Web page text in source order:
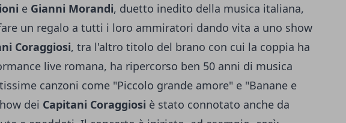
e Gianni Morandi, duetto inedito della musica italiana,
un regalo a tutti i loro ammiratori dando vita a uno show
Coraggiosi, tra l'altro titolo del brano con cui la coppia ha
live romana, ha ripercorso ben 50 anni di musica
canzoni come "Piccolo grande amore" e "Banane e
dei Capitani Coraggiosi è stato connotato anche da